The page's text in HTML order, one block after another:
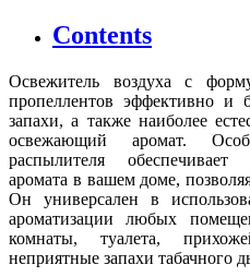
Contents
Освежитель воздуха с
пропеллентов эффективно и
запахи, а также наиболее
освежающий аромат.
распылителя обеспечивает
аромата в вашем доме,
Он универсален в
ароматизации любых
комнаты, туалета,
неприятные запахи